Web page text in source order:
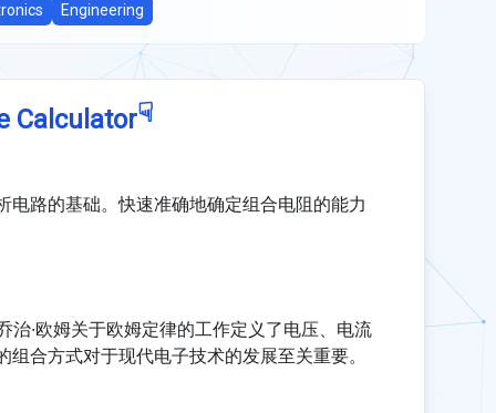
Engineering
Calculator☟
路的基础。快速准确地确定组合电阻的能力
·欧姆关于欧姆定律的工作定义了电压、电流
合方式对于现代电子技术的发展至关重要。